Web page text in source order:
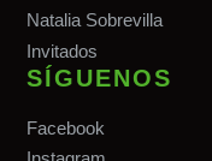
Natalia Sobrevilla
Invitados
SÍGUENOS
Facebook